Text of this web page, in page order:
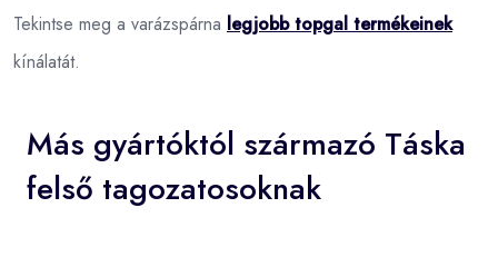
Tekintse meg a varázspárna legjobb topgal termékeinek
kínálatát.
Más gyártóktól származó Táska
felső tagozatosoknak